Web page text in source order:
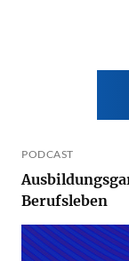
PODCAST
Berufsleben